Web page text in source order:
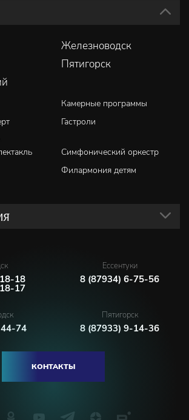
Железноводск
Пятигорск
Камерные программы
Гастроли
Симфонический оркестр
Филармония детям
18
17
Ессентуки
8 (87934) 6-75-56
74
Пятигорск
8 (87933) 9-14-36
КОНТАКТЫ